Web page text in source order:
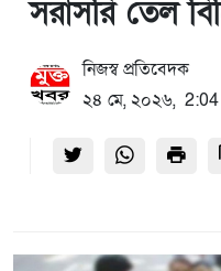
সরাসরি তেল
নিজস্ব প্রতিবেদক
২৪ মে, ২০২৬,